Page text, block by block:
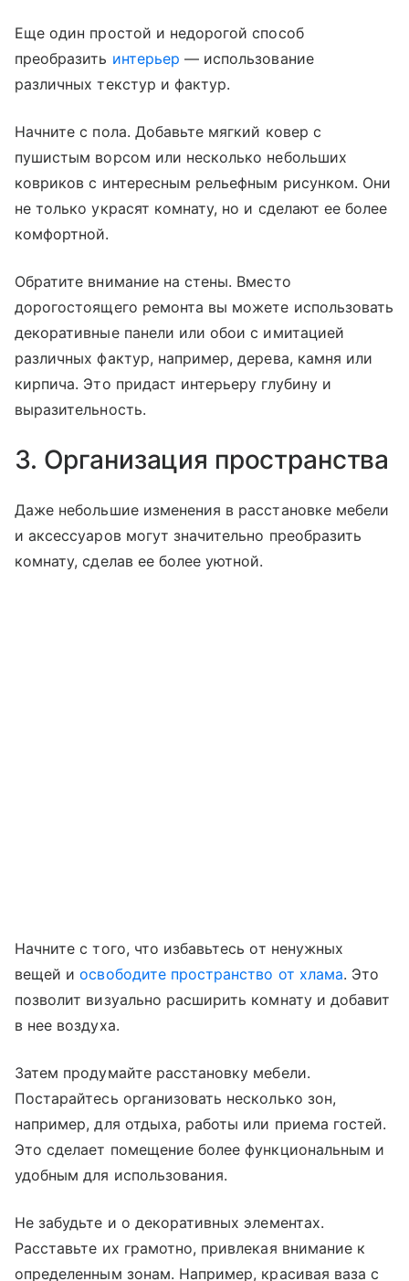
Еще один простой и недорогой способ
преобразить интерьер — использование
различных текстур и фактур.
Начните с пола. Добавьте мягкий ковер с
пушистым ворсом или несколько небольших
ковриков с интересным рельефным рисунком. Они
не только украсят комнату, но и сделают ее более
комфортной.
Обратите внимание на стены. Вместо
дорогостоящего ремонта вы можете использовать
декоративные панели или обои с имитацией
различных фактур, например, дерева, камня или
кирпича. Это придаст интерьеру глубину и
выразительность.
3. Организация пространства
Даже небольшие изменения в расстановке мебели
и аксессуаров могут значительно преобразить
комнату, сделав ее более уютной.
Начните с того, что избавьтесь от ненужных
вещей иосвободите пространство от хлама. Это
позволит визуально расширить комнату и добавит
в нее воздуха.
Затем продумайте расстановку мебели.
Постарайтесь организовать несколько зон,
например, для отдыха, работы или приема гостей.
Это сделает помещение более функциональным и
удобным для использования.
Не забудьте и о декоративных элементах.
Расставьте их грамотно, привлекая внимание к
определенным зонам. Например, красивая ваза с